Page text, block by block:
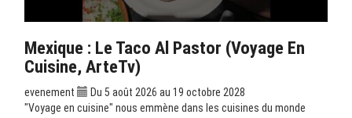
Mexique : Le Taco Al Pastor (Voyage En
Cuisine, ArteTv)
evenement
Du 5 août 2026 au 19 octobre 2028
"Voyage en cuisine" nous emmène dans les cuisines du monde